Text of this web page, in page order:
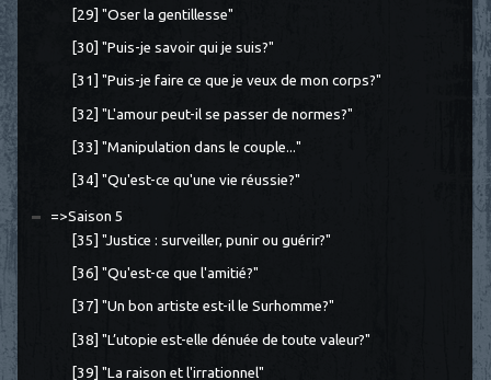
[29] "Oser la gentillesse"
[30] "Puis-je savoir qui je suis?"
[31] "Puis-je faire ce que je veux de mon corps?"
[32] "L'amour peut-il se passer de normes?"
[33] "Manipulation dans le couple..."
[34] "Qu'est-ce qu'une vie réussie?"
=>Saison 5
[35] "Justice : surveiller, punir ou guérir?"
[36] "Qu'est-ce que l'amitié?"
[37] "Un bon artiste est-il le Surhomme?"
[38] "L’utopie est-elle dénuée de toute valeur?"
[39] "La raison et l'irrationnel"